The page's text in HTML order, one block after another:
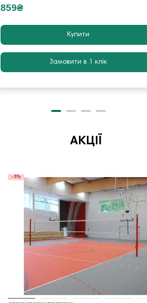
859₴
Купити
Замовити в 1 клік
АКЦІЇ
-5%